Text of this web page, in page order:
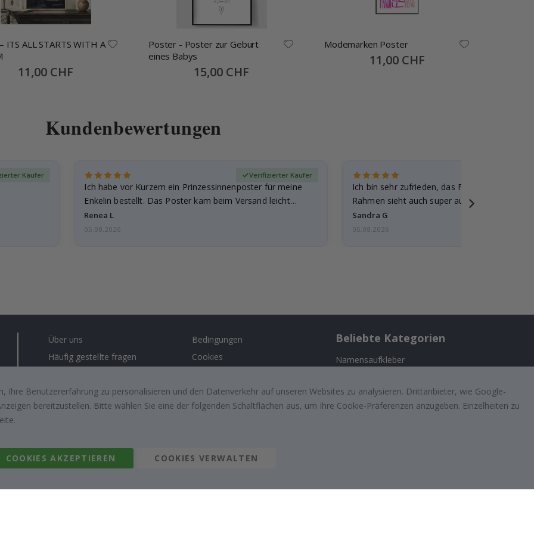
A
Special
Price
11,00 CHF
Poster - Poster zur Geburt
eines Babys
Special
Price
15,00 CHF
Modemarken Poster
Special
Price
11,00 CHF
Kundenbewertungen
Käufer
Ich habe vor Kurzem ein Prinzessinnenposter für meine
Enkelin bestellt. Das Poster kam beim Versand leicht
beschädigt…
Renea L
Verifizierter Käufer
05.08.2026
Ich bin sehr zufrieden, das Foto ist toll
Rahmen sieht auch super aus. Die Lieferung
außerdem…
Sandra G
05.08.2026
Über uns
Häufig gestellte fragen
Kontakt
Arbeiten sie mit uns zusammen!
Bedingungen
Cookies
#yesnamly
Recht zu stornieren
Beliebte Kategorien
Namensaufkleber
Fliesenaufkleber
Poster
Benutzererfahrung zu personalisieren und den Datenverkehr auf unseren Websites zu analysieren. Drittanbieter, wie Google-
bereitzustellen. Bitte wählen Sie eine der folgenden Schaltflächen aus, um Ihre Cookie-Präferenzen anzugeben. Einzelheiten zu
COOKIES AKZEPTIEREN COOKIES VERWALTEN